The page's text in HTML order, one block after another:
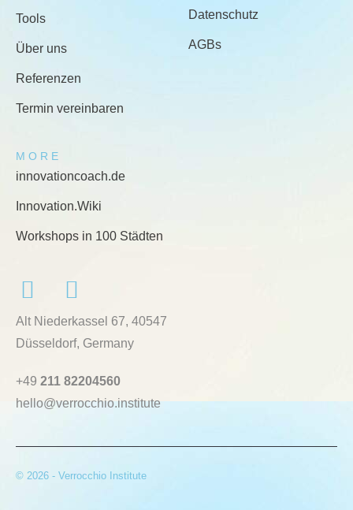
Tools
Über uns
Referenzen
Termin vereinbaren
Datenschutz
AGBs
MORE
innovationcoach.de
Innovation.Wiki
Workshops in 100 Städten
Alt Niederkassel 67, 40547
Düsseldorf, Germany
+49 211 82204560
hello@verrocchio.institute
© 2026 - Verrocchio Institute